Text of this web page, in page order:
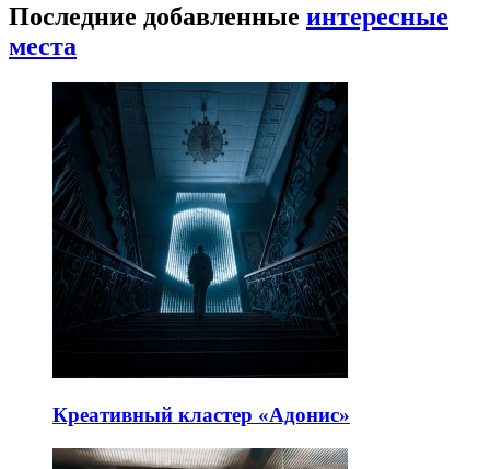
Последние добавленные интересные
места
Креативный кластер «Адонис»